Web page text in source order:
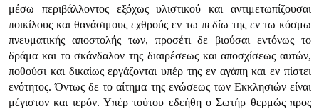
μέσω περιβάλλοντος εξόχως υλιστικού και αντιμετωπίζουσαι
ποικίλους και θανάσιμους εχθρούς εν τω πεδίω της εν τω κόσμω
πνευματικής αποστολής των, προσέτι δε βιούσαι εντόνως το
δράμα και το σκάνδαλον της διαιρέσεως και αποσχίσεως αυτών,
ποθούσι και δικαίως εργάζονται υπέρ της εν αγάπη και εν πίστει
ενότητος. Όντως δε το αίτημα της ενώσεως των Εκκλησιών είναι
μέγιστον και ιερόν. Υπέρ τούτου εδεήθη ο Σωτήρ θερμώς προς